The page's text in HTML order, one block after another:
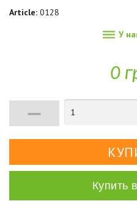
Article: 0128
 У
0

Купить